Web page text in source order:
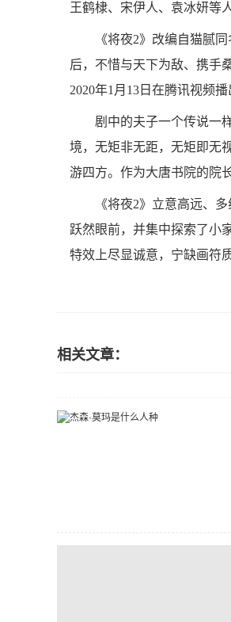
王鹤棣、宋伊人、袁冰妍等
《将夜2》改编自猫腻
后，不惜与天下为敌、携手
2020年1月13日在腾讯视频播
剧中的夫子一个传说一
境，无矩非无距，无矩即无
游四方。作为大唐书院的院
《将夜2》立意高远、
跃然眼前，并集中探索了小
特效上尽显诚意，宁缺画符
相关文章：